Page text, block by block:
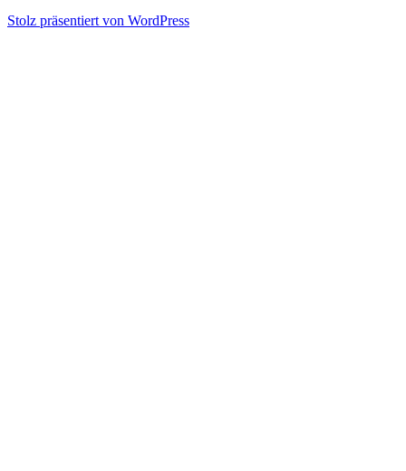
Stolz präsentiert von WordPress